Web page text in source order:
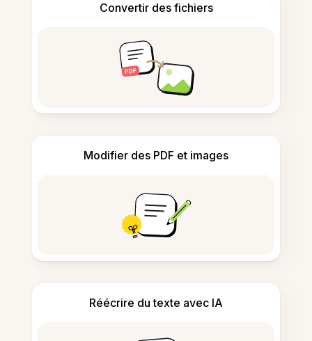
Convertir des fichiers
Modifier des PDF et images
Réécrire du texte avec IA